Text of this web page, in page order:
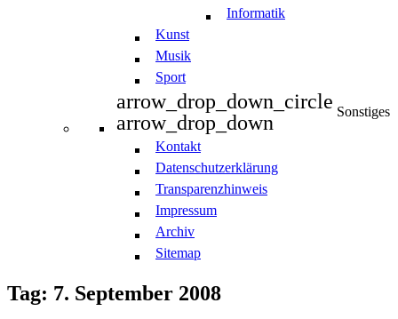
Informatik
Kunst
Musik
Sport
arrow_drop_down_circle
arrow_drop_down
Sonstiges
Kontakt
Datenschutzerklärung
Transparenzhinweis
Impressum
Archiv
Sitemap
Tag: 7. September 2008